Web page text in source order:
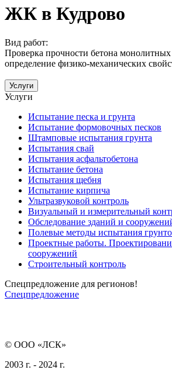
ЖК в Кудрово
Вид работ:
Проверка прочности бетона
определение физико-механических
Услуги
Услуги
Испытание песка и грунта
Испытание формовочных песков
Штамповые испытания грунта
Испытания свай
Испытания асфальтобетона
Испытание бетона
Испытания щебня
Испытание кирпича
Ультразвуковой контроль
Визуальный и измерительный
Обследование зданий и
Полевые методы испытания
Проектные работы.
сооружений
Строительный контроль
Спецпредложение для регионов!
Спецпредложение
© ООО «ЛСК»
2003 г. - 2024 г.